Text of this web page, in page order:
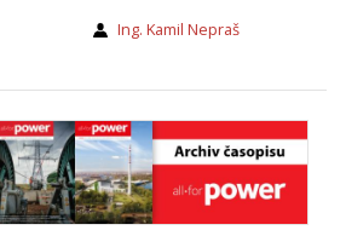
Ing. Kamil Nepraš